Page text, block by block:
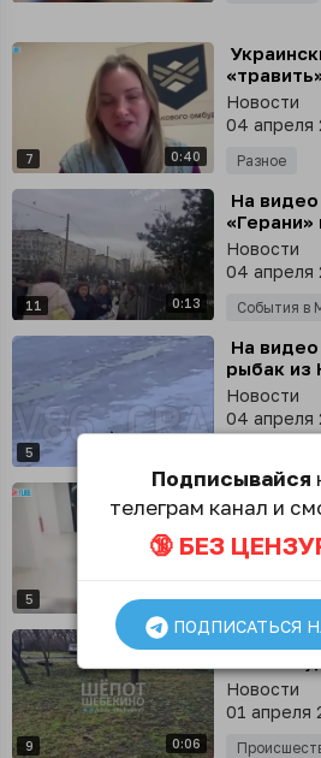
7 0:40
после
видео о
Новости
04 апреля
Разное
11 0:13
На
«Герани»
в
Новости
04 апреля
События в
5
На
рыбак из
тропы и
Новости
04 апреля
5 0:10
Видео,
сбежать,
Новости
03 апреля
9 0:06
Новости
01 апреля
Подписывайся
телеграм канал и
🔞 БЕЗ
ПОДПИСАТЬСЯ